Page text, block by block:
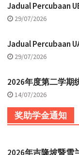
Jadual Percubaan
29/07/2026
Jadual Percubaan
29/07/2026
2026年度第二学期
14/07/2026
奖助学金通知
2026年吉隆坡暨雪